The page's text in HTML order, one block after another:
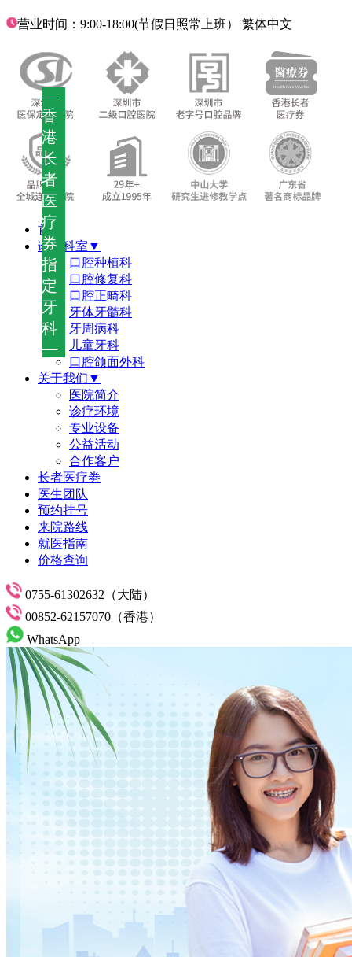
—
香
港
长
者
医
疗
券
指
定
牙
科
—
营业时间：9:00-18:00(节假日照常上班） 繁体中文
首页
诊疗科室▼
口腔种植科
口腔修复科
口腔正畸科
牙体牙髓科
牙周病科
儿童牙科
口腔颌面外科
关于我们▼
医院简介
诊疗环境
专业设备
公益活动
合作客户
长者医疗劵
医生团队
预约挂号
来院路线
就医指南
价格查询
0755-61302632（大陆）
00852-62157070（香港）
WhatsApp